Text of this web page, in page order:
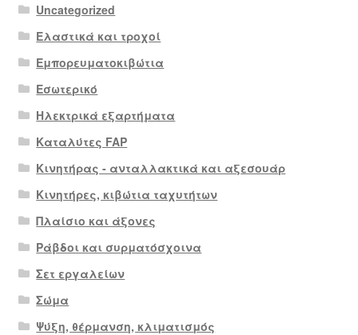
Uncategorized
Ελαστικά και τροχοί
Εμπορευματοκιβώτια
Εσωτερικό
Ηλεκτρικά εξαρτήματα
Καταλύτες FAP
Κινητήρας - ανταλλακτικά και αξεσουάρ
Κινητήρες, κιβώτια ταχυτήτων
Πλαίσιο και άξονες
Ράβδοι και συρματόσχοινα
Σετ εργαλείων
Σώμα
Ψύξη, θέρμανση, κλιματισμός